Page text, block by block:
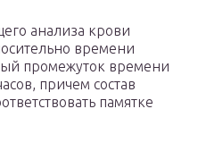
анализа крови
времени
промежуток времени
причем состав
памятке